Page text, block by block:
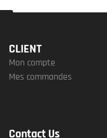
CLIENT
Mon compte
Mes commandes
Contact Us